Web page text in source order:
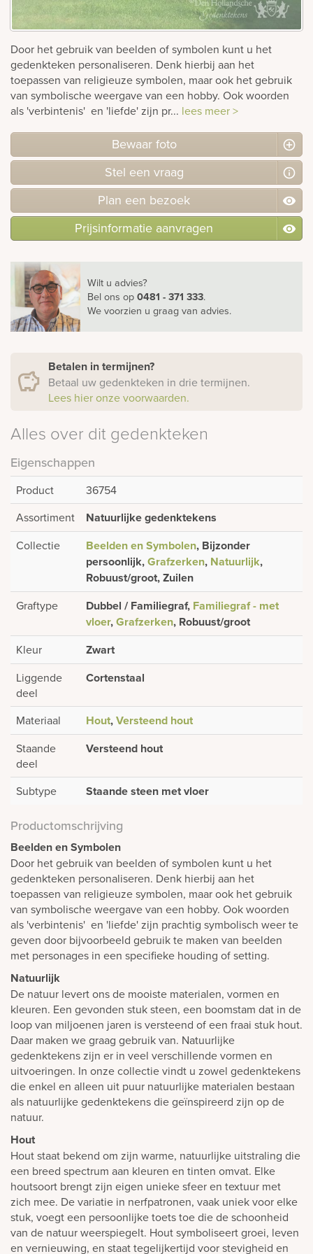
Door het gebruik van beelden of symbolen kunt u het
gedenkteken personaliseren. Denk hierbij aan het
toepassen van religieuze symbolen, maar ook het gebruik
van symbolische weergave van een hobby. Ook woorden
als 'verbintenis' en 'liefde' zijn pr... lees meer >
Bewaar foto
Stel een vraag
Plan een bezoek
Prijsinformatie aanvragen
Wilt u advies?
Bel ons op0481 - 371 333.
We voorzien u graag van advies.
Betalen in termijnen?
Betaal uw gedenkteken in drie termijnen.
Lees hier onze voorwaarden.
Alles over dit gedenkteken
Eigenschappen
Product
36754
Assortiment
Natuurlijke gedenktekens
Collectie Beelden en Symbolen, Bijzonder
persoonlijk,Grafzerken, Natuurlijk,
Robuust/groot, Zuilen
Graftype Dubbel / Familiegraf, Familiegraf - met
vloer,Grafzerken, Robuust/groot
Kleur Zwart
Liggende
deel
Cortenstaal
Materiaal Hout,Versteend hout
Staande
deel
Versteend hout
Subtype Staande steen met vloer
Productomschrijving
Beelden en Symbolen
Door het gebruik van beelden of symbolen kunt u het
gedenkteken personaliseren. Denk hierbij aan het
toepassen van religieuze symbolen, maar ook het gebruik
van symbolische weergave van een hobby. Ook woorden
als 'verbintenis' en 'liefde' zijn prachtig symbolisch weer te
geven door bijvoorbeeld gebruik te maken van beelden
met personages in een specifieke houding of setting.
Natuurlijk
De natuur levert ons de mooiste materialen, vormen en
kleuren. Een gevonden stuk steen, een boomstam dat in de
loop van miljoenen jaren is versteend of een fraai stuk hout.
Daar maken we graag gebruik van. Natuurlijke
gedenktekens zijn er in veel verschillende vormen en
uitvoeringen. In onze collectie vindt u zowel gedenktekens
die enkel en alleen uit puur natuurlijke materialen bestaan
als natuurlijke gedenktekens die geïnspireerd zijn op de
natuur.
Hout
Hout staat bekend om zijn warme, natuurlijke uitstraling die
een breed spectrum aan kleuren en tinten omvat. Elke
houtsoort brengt zijn eigen unieke sfeer en textuur met
zich mee. De variatie in nerfpatronen, vaak uniek voor elke
stuk, voegt een persoonlijke toets toe die de schoonheid
van de natuur weerspiegelt. Hout symboliseert groei, leven
en vernieuwing, en staat tegelijkertijd voor stevigheid en